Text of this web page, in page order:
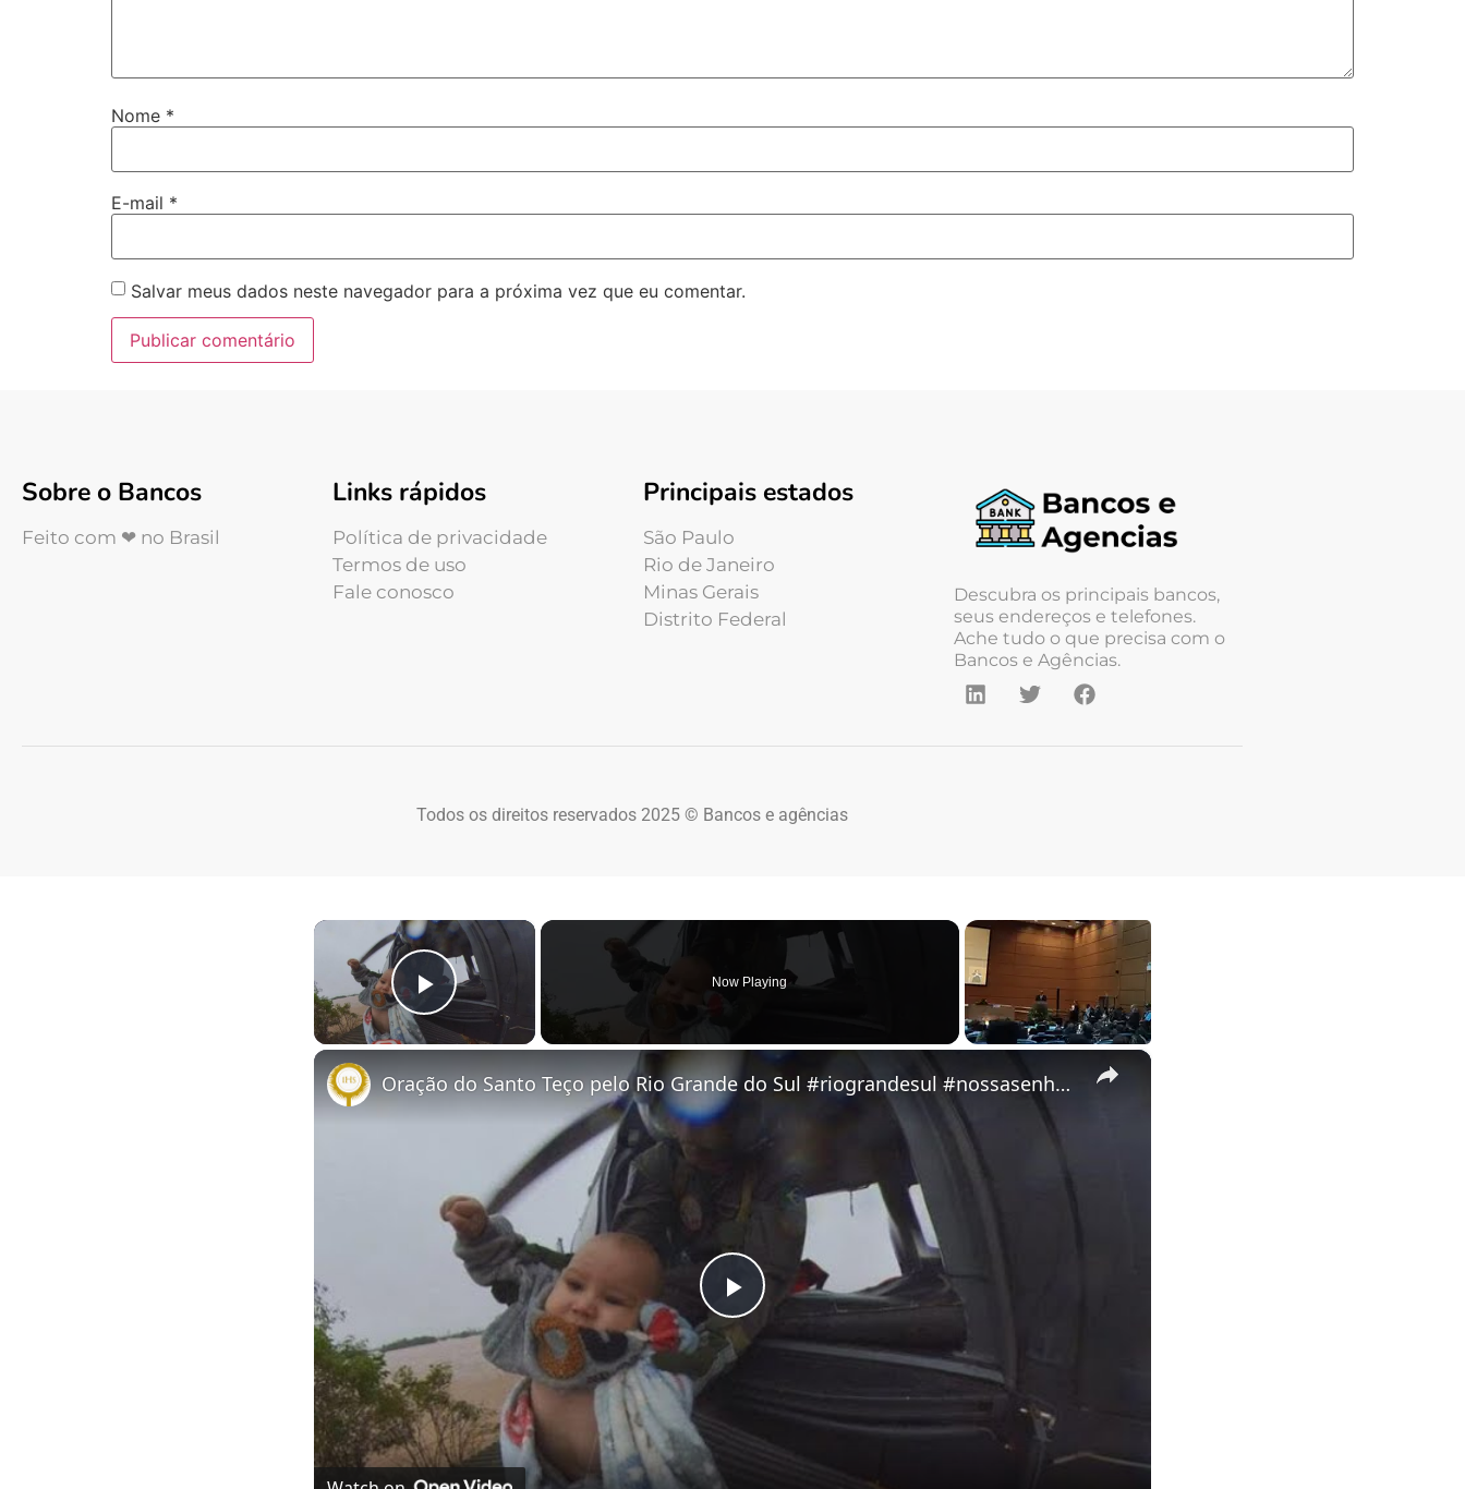
Nome *
E-mail *
Salvar meus dados neste navegador para a próxima vez que eu comentar.
Sobre o Bancos
Feito com ❤ no Brasil
Links rápidos
Política de privacidade
Termos de uso
Fale conosco
Principais estados
São Paulo
Rio de Janeiro
Minas Gerais
Distrito Federal
Descubra os principais bancos,
seus endereços e telefones.
Ache tudo o que precisa com o
Bancos e Agências.
Todos os direitos reservados 2025 © Bancos e agências
×
Play Video
Now Playing
×
Play Video
Oração do Santo Teço pelo Rio Grande do Sul #riograndesul #nossasenhora